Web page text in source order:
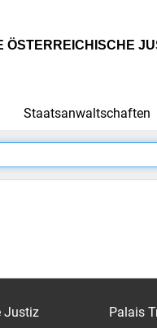
ÖSTERREICHISCHE
Staatsanwaltschaften
Justiz
Palais